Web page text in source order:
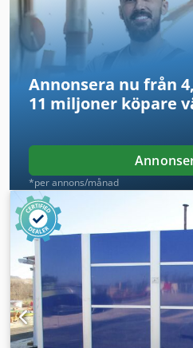
Annonsera nu från
11 miljoner köpare
*per annons/månad